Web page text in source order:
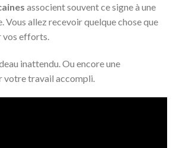
associent souvent ce signe à une
Vous allez recevoir quelque chose que
vos efforts.
inattendu. Ou encore une
votre travail accompli.